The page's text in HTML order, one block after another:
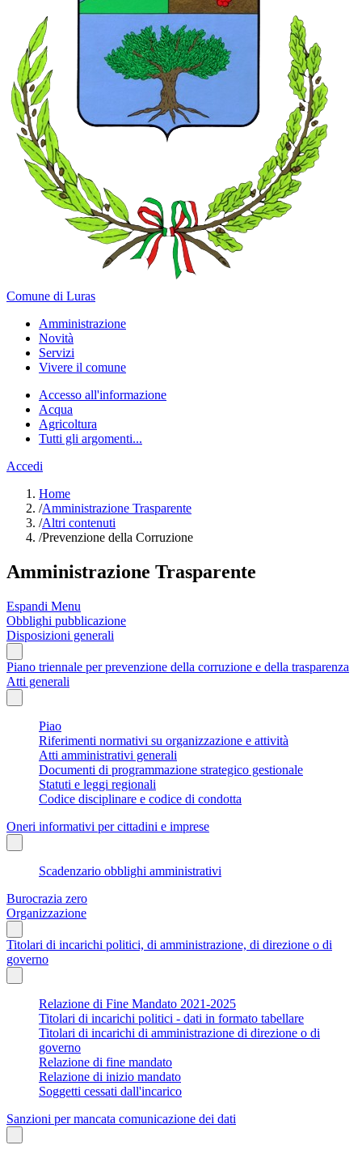
Comune di Luras
Amministrazione
Novità
Servizi
Vivere il comune
Accesso all'informazione
Acqua
Agricoltura
Tutti gli argomenti...
Accedi
Home
/Amministrazione Trasparente
/Altri contenuti
/Prevenzione della Corruzione
Amministrazione Trasparente
Espandi Menu
Obblighi pubblicazione
Disposizioni generali
Piano triennale per prevenzione della corruzione e della trasparenza
Atti generali
Piao
Riferimenti normativi su organizzazione e attività
Atti amministrativi generali
Documenti di programmazione strategico gestionale
Statuti e leggi regionali
Codice disciplinare e codice di condotta
Oneri informativi per cittadini e imprese
Scadenzario obblighi amministrativi
Burocrazia zero
Organizzazione
Titolari di incarichi politici, di amministrazione, di direzione o di
governo
Relazione di Fine Mandato 2021-2025
Titolari di incarichi politici - dati in formato tabellare
Titolari di incarichi di amministrazione di direzione o di
governo
Relazione di fine mandato
Relazione di inizio mandato
Soggetti cessati dall'incarico
Sanzioni per mancata comunicazione dei dati